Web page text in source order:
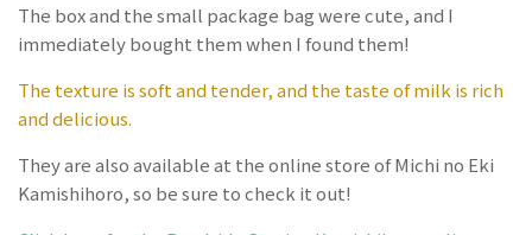
The box and the small package bag were cute, and I
immediately bought them when I found them!
The texture is soft and tender, and the taste of milk is rich
and delicious.
They are also available at the online store of Michi no Eki
Kamishihoro, so be sure to check it out!